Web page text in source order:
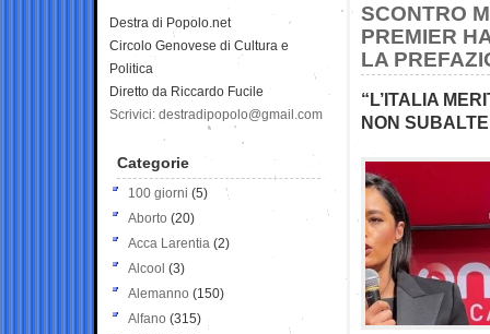
SCONTRO
PREMIER
LA
“L’ITALIA
NON
Destra di Popolo.net
Circolo Genovese di Cultura e
Politica
Diretto da Riccardo Fucile
Scrivici: destradipopolo@gmail.com
Categorie
100 giorni (5)
Aborto (20)
Acca Larentia (2)
Alcool (3)
Alemanno (150)
Alfano (315)